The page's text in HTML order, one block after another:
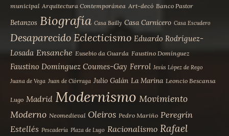
municipal Arquitectura Contemporánea Art-decó Banco Pastor
Betanzos Biografía Casa Bailly Casa Carnicero Casa Escudero
Desaparecido Eclecticismo Eduardo Rodríguez-
Losada Ensanche Eusebio da Guarda Faustino Domínguez
Faustino Domínguez Coumes-Gay Ferrol Jesús López de Rego
Juana de Vega Juan de Ciórraga Julio Galán La Marina Leoncio Bescansa
Lugo Madrid Modernismo Movimiento
Moderno Neomedieval Oleiros Pedro Mariño Peregrín
Estellés Pescadería Plaza de Lugo Racionalismo Rafael